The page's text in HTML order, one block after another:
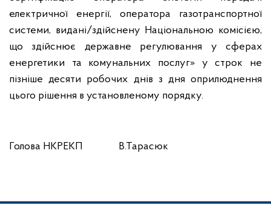
електричної енергії, оператора газотранспортної
системи, видані/здійснену Національною комісією,
що здійснює державне регулювання у сферах
енергетики та комунальних послуг» у строк не
пізніше десяти робочих днів з дня оприлюднення
цього рішення в установленому порядку.
Голова НКРЕКП В.Тарасюк